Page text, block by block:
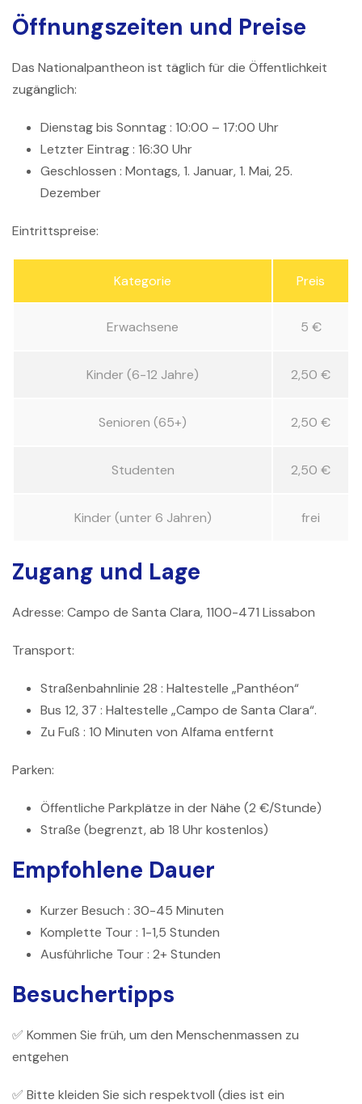
Öffnungszeiten und Preise
Das Nationalpantheon ist täglich für die Öffentlichkeit
zugänglich:
Dienstag bis Sonntag: 10:00 – 17:00 Uhr
Letzter Eintrag: 16:30 Uhr
Geschlossen : Montags, 1. Januar, 1. Mai, 25.
Dezember
Eintrittspreise:
Kategorie Preis
Erwachsene 5 €
Kinder (6-12 Jahre) 2,50 €
Senioren (65+) 2,50 €
Studenten 2,50 €
Kinder (unter 6 Jahren) frei
Zugang und Lage
Adresse: Campo de Santa Clara, 1100-471 Lissabon
Transport:
Straßenbahnlinie 28 : Haltestelle „Panthéon“
Bus 12, 37 : Haltestelle „Campo de Santa Clara“.
Zu Fuß : 10 Minuten von Alfama entfernt
Parken:
Öffentliche Parkplätze in der Nähe (2 €/Stunde)
Straße (begrenzt, ab 18 Uhr kostenlos)
Empfohlene Dauer
Kurzer Besuch : 30-45 Minuten
Komplette Tour: 1-1,5 Stunden
Ausführliche Tour: 2+ Stunden
Besuchertipps
✅ Kommen Sie früh, um den Menschenmassen zu
entgehen
✅ Bitte kleiden Sie sich respektvoll (dies ist ein